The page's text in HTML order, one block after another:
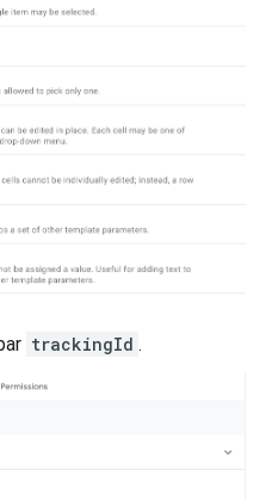
trackingId .